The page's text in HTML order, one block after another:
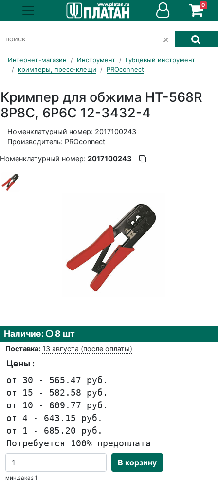
0
Интернет-магазин Инструмент
Губцевый инструмент
кримперы, пресс-клещи
PROconnect
Кримпер для обжима HT-568R
8P8C, 6P6C 12-3432-4
Номенклатурный номер: 2017100243
Производитель: PROconnect
Номенклатурный номер: 2017100243
Наличие: 8 шт
Поставка: 13 августа (после оплаты)
Цены :
от 30 - 565.47 руб.
от 15 - 582.58 руб.
от 10 - 609.77 руб.
от 4 - 643.15 руб.
от 1 - 685.20 руб.
Потребуется 100% предоплата
В корзину
мин.заказ 1